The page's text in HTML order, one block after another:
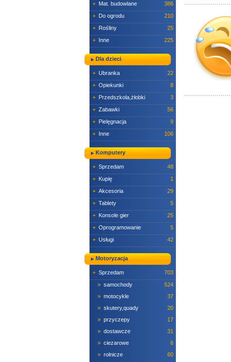
+ Mat. budowlane
386
+ Do ogrodu
210
+ Rośliny
25
+ Inne 225
Dla dzieci
+ Ubranka
22
+ Opiekunki
8
+ Przedszkola,żłobki
3
+ Zabawki
56
+ Pielęgnacja
9
+ Inne 106
Komputery
+ Sprzedam
48
+ Kupię
1
+ Akcesoria
29
+ Tablety
5
+ Konsole gier
25
+ Oprogramowanie
5
+ Usługi 42
Motoryzacja
+ Sprzedam
703
» samochody
524
» motocykle
37
» skutery,quady
20
» przyczepy
17
» dostawcze
31
» ciezarowe
6
» rolnicze
60